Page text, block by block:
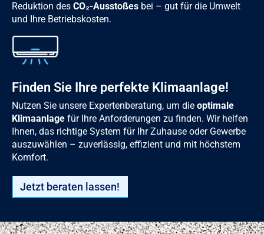
Reduktion des CO₂-Ausstoßes bei – gut für die Umwelt
und Ihre Betriebskosten.
Finden Sie Ihre perfekte Klimaanlage!
Nutzen Sie unsere Expertenberatung, um die optimale
Klimaanlage für Ihre Anforderungen zu finden. Wir helfen
Ihnen, das richtige System für Ihr Zuhause oder Gewerbe
auszuwählen – zuverlässig, effizient und mit höchstem
Komfort.
Jetzt beraten lassen!